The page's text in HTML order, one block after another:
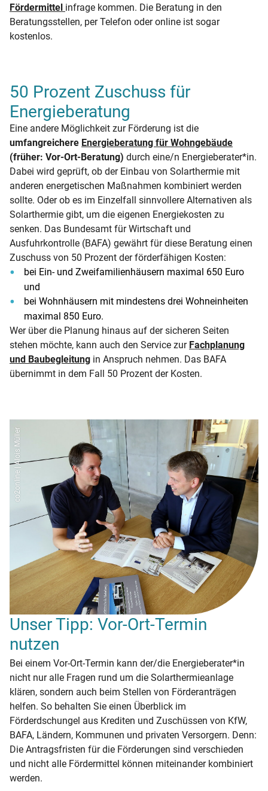
Fördermittel infrage kommen. Die Beratung in den
Beratungsstellen, per Telefon oder online ist sogar
kostenlos.
50 Prozent Zuschuss für
Energieberatung
Eine andere Möglichkeit zur Förderung ist die
umfangreichere Energieberatung für Wohngebäude
(früher: Vor-Ort-Beratung) durch eine/n Energieberater*in.
Dabei wird geprüft, ob der Einbau von Solarthermie mit
anderen energetischen Maßnahmen kombiniert werden
sollte. Oder ob es im Einzelfall sinnvollere Alternativen als
Solarthermie gibt, um die eigenen Energiekosten zu
senken. Das Bundesamt für Wirtschaft und
Ausfuhrkontrolle (BAFA) gewährt für diese Beratung einen
Zuschuss von 50 Prozent der förderfähigen Kosten:
bei Ein- und Zweifamilienhäusern maximal 650 Euro
und
bei Wohnhäusern mit mindestens drei Wohneinheiten
maximal 850 Euro.
Wer über die Planung hinaus auf der sicheren Seiten
stehen möchte, kann auch den Service zur Fachplanung
und Baubegleitung in Anspruch nehmen. Das BAFA
übernimmt in dem Fall 50 Prozent der Kosten.
co2online | Alois Müller
Unser Tipp: Vor-Ort-Termin
nutzen
Bei einem Vor-Ort-Termin kann der/die Energieberater*in
nicht nur alle Fragen rund um die Solarthermieanlage
klären, sondern auch beim Stellen von Förderanträgen
helfen. So behalten Sie einen Überblick im
Förderdschungel aus Krediten und Zuschüssen von KfW,
BAFA, Ländern, Kommunen und privaten Versorgern. Denn:
Die Antragsfristen für die Förderungen sind verschieden
und nicht alle Fördermittel können miteinander kombiniert
werden.